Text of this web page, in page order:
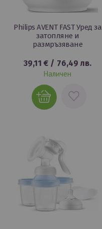
Philips AVENT FAST Уред за
затопляне и
размръзяване
39,11 € / 76,49 лв.
Наличен
ДОБАВИ